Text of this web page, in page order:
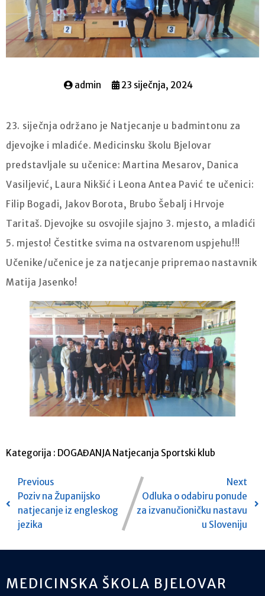
admin 23 siječnja, 2024
23. siječnja održano je Natjecanje u badmintonu za
djevojke i mladiće. Medicinsku školu Bjelovar
predstavljale su učenice: Martina Mesarov, Danica
Vasiljević, Laura Nikšić i Leona Antea Pavić te učenici:
Filip Bogadi, Jakov Borota, Brubo Šebalj i Hrvoje
Taritaš. Djevojke su osvojile sjajno 3. mjesto, a mladići
5. mjesto! Čestitke svima na ostvarenom uspjehu!!!
Učenike/učenice je za natjecanje pripremao nastavnik
Matija Jasenko!
Kategorija : DOGAĐANJA Natjecanja Sportski klub
Previous
Poziv na Županijsko
natjecanje iz engleskog
jezika
Next
Odluka o odabiru ponude
za izvanučioničku nastavu
u Sloveniju
MEDICINSKA ŠKOLA BJELOVAR